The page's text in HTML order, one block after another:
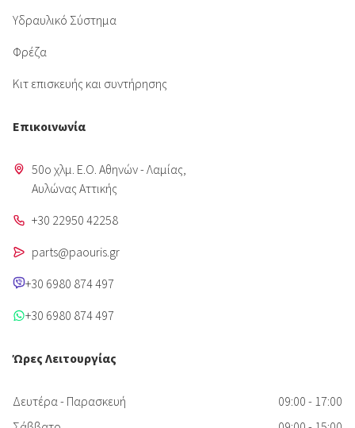
Υδραυλικό Σύστημα
Φρέζα
Κιτ επισκευής και συντήρησης
Επικοινωνία
50o χλμ. Ε.Ο. Αθηνών - Λαμίας,
Aυλώνας Αττικής
+30 22950 42258
parts@paouris.gr
+30 6980 874 497
+30 6980 874 497
Ώρες Λειτουργίας
Δευτέρα - Παρασκευή
09:00 - 17:00